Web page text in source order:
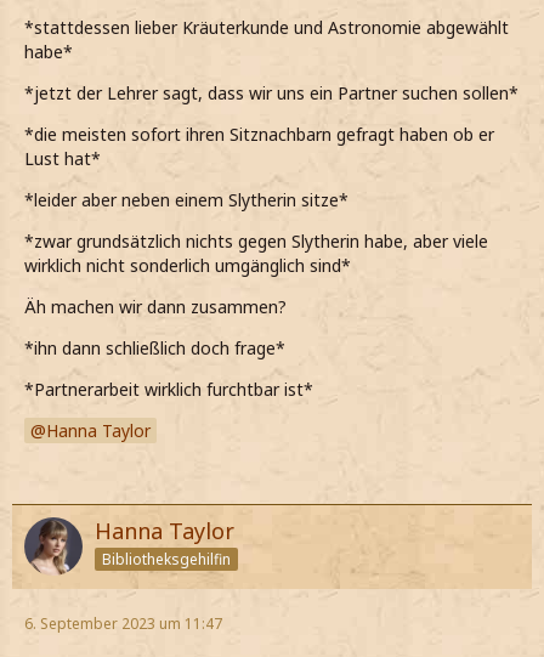
*stattdessen lieber Kräuterkunde und Astronomie abgewählt
habe*
*jetzt der Lehrer sagt, dass wir uns ein Partner suchen sollen*
*die meisten sofort ihren Sitznachbarn gefragt haben ob er
Lust hat*
*leider aber neben einem Slytherin sitze*
*zwar grundsätzlich nichts gegen Slytherin habe, aber viele
wirklich nicht sonderlich umgänglich sind*
Äh machen wir dann zusammen?
*ihn dann schließlich doch frage*
*Partnerarbeit wirklich furchtbar ist*
Hanna Taylor
Hanna Taylor
Bibliotheksgehilfin
6. September 2023 um 11:47